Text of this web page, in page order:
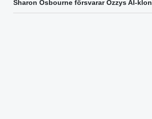
Sharon Osbourne försvarar Ozzys AI-klon